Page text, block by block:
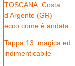
TOSCANA: Costa
d'Argento (GR) -
ecco come è andata
Tappa 13: magica ed
indimenticabile